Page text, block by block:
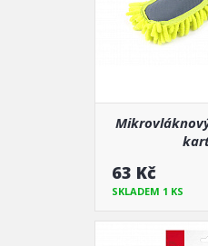
63 Kč
SKLADEM 1 KS